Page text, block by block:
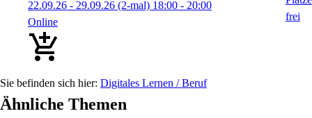
22.09.26 - 29.09.26 (2-mal) 18:00 - 20:00
Online
Digitales Lernen / Beruf
Ähnliche Themen